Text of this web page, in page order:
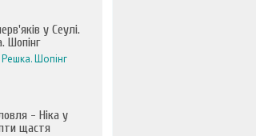
у Сеулі.
Шопінг
Шопінг
- Ніка у
щастя